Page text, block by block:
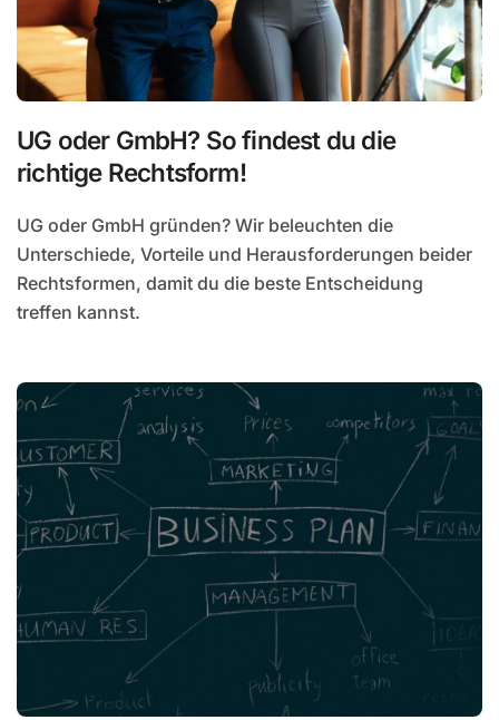
UG oder GmbH? So findest du die
richtige Rechtsform!
UG oder GmbH gründen? Wir beleuchten die
Unterschiede, Vorteile und Herausforderungen beider
Rechtsformen, damit du die beste Entscheidung
treffen kannst.